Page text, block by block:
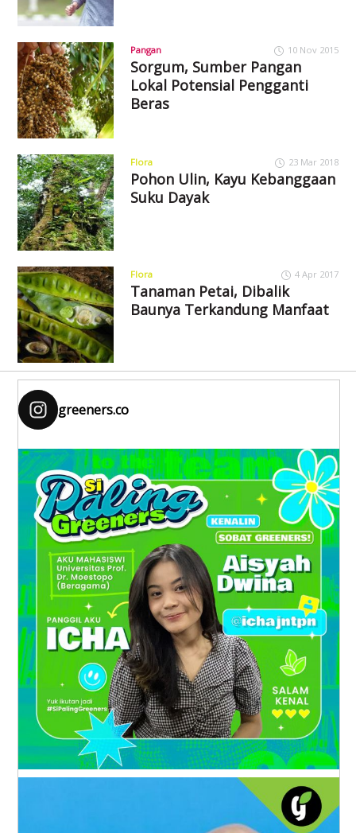
Pangan 10 Nov 2015
Sorgum, Sumber Pangan
Lokal Potensial Pengganti
Beras
Flora 23 Mar 2018
Pohon Ulin, Kayu Kebanggaan
Suku Dayak
Flora 4 Apr 2017
Tanaman Petai, Dibalik
Baunya Terkandung Manfaat
greeners.co